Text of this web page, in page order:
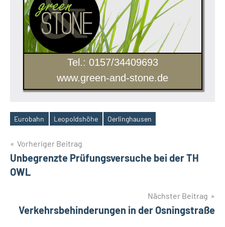
Tel.: 0157/34409693
www.green-and-stone.de
Schlagwörter
Eurobahn Leopoldshöhe Oerlinghausen
Beitragsnavigation
Vorheriger Beitrag
Unbegrenzte Prüfungsversuche bei der TH
OWL
Nächster Beitrag
Verkehrsbehinderungen in der Osningstraße